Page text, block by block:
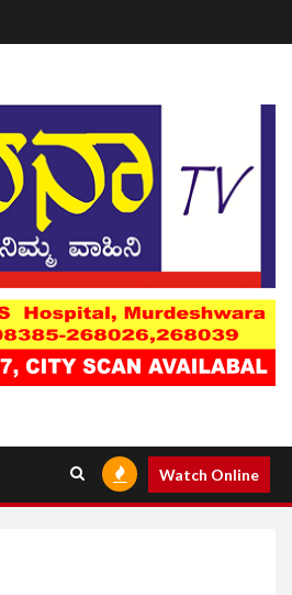
Watch Online